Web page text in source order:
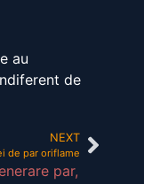
au
de
NEXT
de par oriflame
par,